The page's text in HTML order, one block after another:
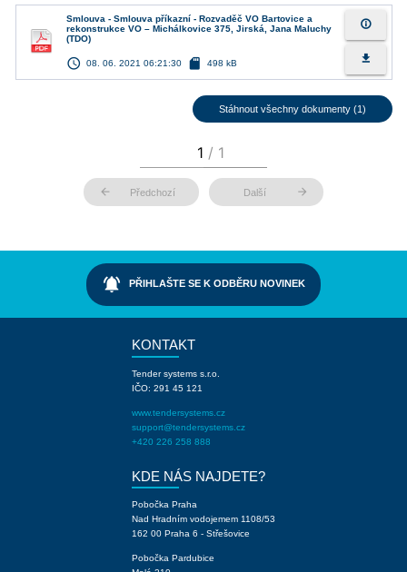
Smlouva - Smlouva příkazní - Rozvaděč VO Bartovice a
rekonstrukce VO – Michálkovice 375, Jirská, Jana Maluchy
(TDO)
access_time 08. 06. 2021 06:21:30 sd_card 498 kB
info_outline
file_download
Stáhnout všechny dokumenty (1)
arrow_back Předchozí Další arrow_forward
notifications_active PŘIHLAŠTE SE K ODBĚRU NOVINEK
KONTAKT
Tender systems s.r.o.
IČO: 291 45 121
www.tendersystems.cz
support@tendersystems.cz
+420 226 258 888
KDE NÁS NAJDETE?
Pobočka Praha
Nad Hradním vodojemem 1108/53
162 00 Praha 6 - Střešovice
Pobočka Pardubice